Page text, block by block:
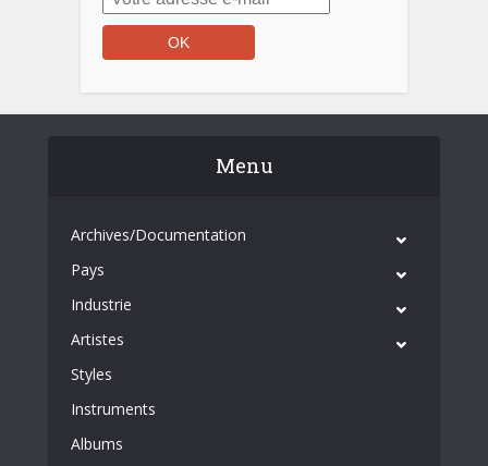
Menu
Archives/Documentation
Pays
Industrie
Artistes
Styles
Instruments
Albums